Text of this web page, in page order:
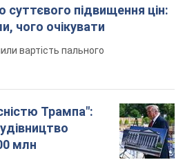
підвищення цін:
чого очікувати
вартість пального
Трампа":
млн